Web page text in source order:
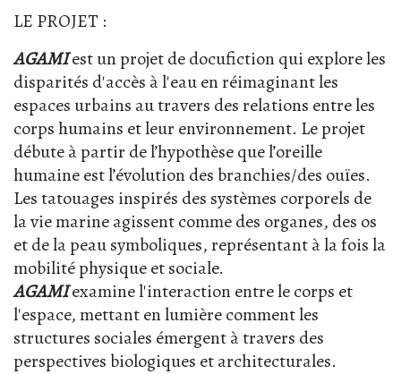
LE PROJET :
AGAMIest un projet de docufiction qui explore les
disparités d'accès à l'eau en réimaginant les
espaces urbains au travers des relations entre les
corps humains et leur environnement. Le projet
débute à partir de l’hypothèse que l’oreille
humaine est l’évolution des branchies/des ouïes.
Les tatouages inspirés des systèmes corporels de
la vie marine agissent comme des organes, des os
et de la peau symboliques, représentant à la fois la
mobilité physique et sociale.
AGAMIexamine l'interaction entre le corps et
l'espace, mettant en lumière comment les
structures sociales émergent à travers des
perspectives biologiques et architecturales.